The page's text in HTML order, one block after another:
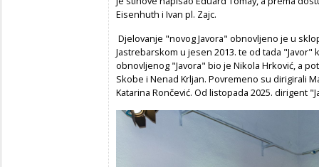
Eisenhuth i Ivan pl. Zajc.
Djelovanje "novog Javora" obnovljeno je u
Jastrebarskom u jesen 2013. te od tada
obnovljenog "Javora" bio je Nikola Hrković, a
Skobe i Nenad Krljan. Povremeno su dirigirali
Katarina Rončević. Od listopada 2025. dirigent